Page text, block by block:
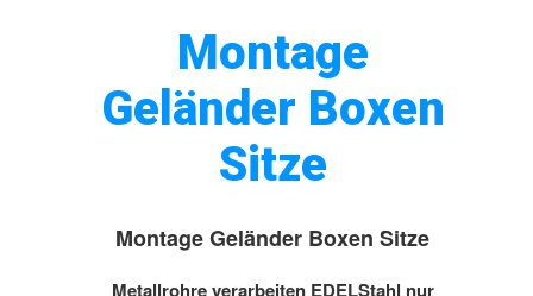
Montage
Geländer Boxen
Sitze
Montage Geländer Boxen Sitze
Metallrohre verarbeiten EDELStahl nur